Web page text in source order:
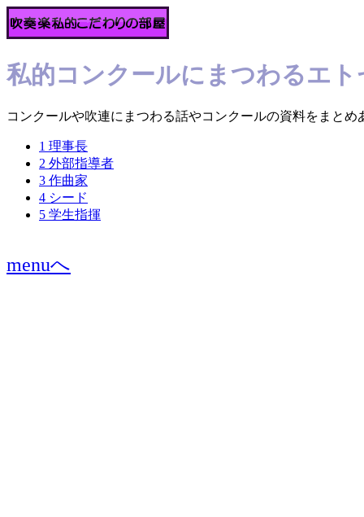
私的コンクールにまつわるエト
コンクールや吹連にまつわる話やコンクールの資料をまと
1 理事長
2 外部指導者
3 作曲家
4 シード
5 学生指揮
menuへ